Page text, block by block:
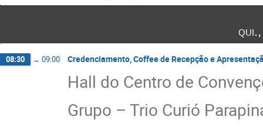
08:30 → 09:00 Credenciamento, Coffee de Recepção e
Hall do Centro de
Grupo – Trio Curió